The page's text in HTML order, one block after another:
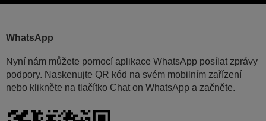
WhatsApp
Nyní nám můžete pomocí aplikace WhatsApp posílat zprávy
podpory. Naskenujte QR kód na svém mobilním zařízení
nebo klikněte na tlačítko Chat on WhatsApp a začněte.